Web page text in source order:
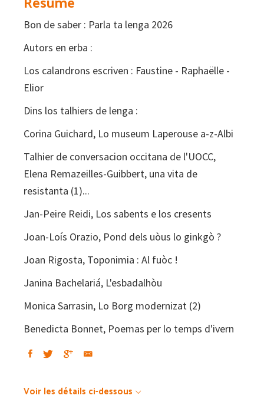
190
Bon de saber : Parla ta lenga 2026
Autors en erba :
Los calandrons escriven : Faustine - Raphaëlle -
Elior
Dins los talhiers de lenga :
Corina Guichard, Lo museum Laperouse a-z-Albi
Talhier de conversacion occitana de l'UOCC,
Elena Remazeilles-Guibbert, una vita de
resistanta (1)...
Jan-Peire Reidi, Los sabents e los cresents
Joan-Loís Orazio, Pond dels uòus lo ginkgò ?
Joan Rigosta, Toponimia : Al fuòc !
Janina Bachelariá, L'esbadalhòu
Monica Sarrasin, Lo Borg modernizat (2)
Benedicta Bonnet, Poemas per lo temps d'ivern
Voir les détails ci-dessous